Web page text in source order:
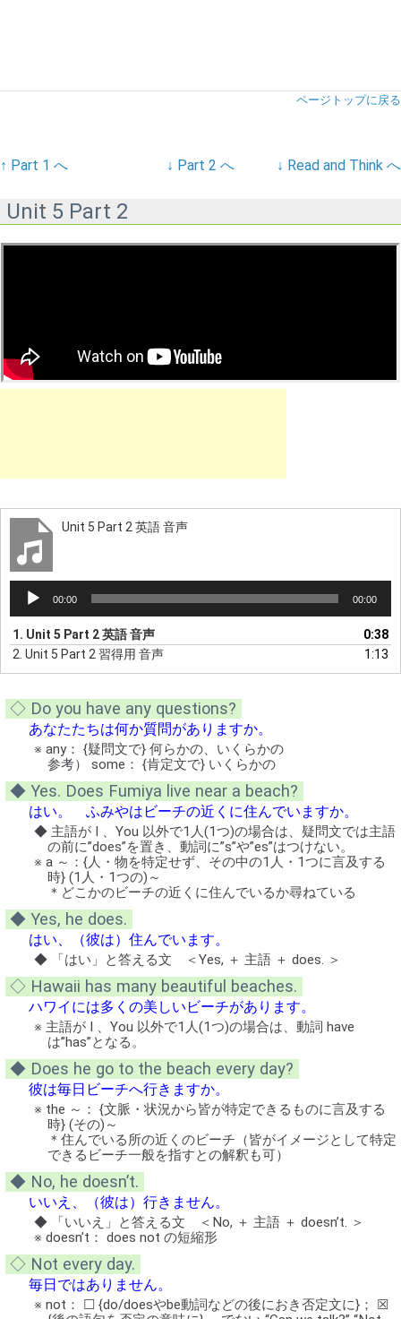
ページトップに戻る
↑ Part 1 へ ↓ Part 2 へ ↓ Read and Think へ
Unit 5 Part 2
Unit 5 Part 2 英語 音声
プ
レ
ー
00:00 00:00
1. Unit 5 Part 2 英語 音声
0:38
2. Unit 5 Part 2 習得用 音声 1:13
◇ Do you have any questions?
あなたたちは何か質問がありますか。
※ any： {疑問文で} 何らかの、いくらかの
参考） some： {肯定文で} いくらかの
◆ Yes. Does Fumiya live near a beach?
はい。 ふみやはビーチの近くに住んでいますか。
◆ 主語が I 、You 以外で1人(1つ)の場合は、疑問文では主語
の前に”does”を置き、動詞に”s”や”es”はつけない。
※ a ～：{人・物を特定せず、その中の1人・1つに言及する
時} (1人・1つの)～
＊どこかのビーチの近くに住んでいるか尋ねている
◆ Yes, he does.
はい、（彼は）住んでいます。
◆ 「はい」と答える文 ＜Yes, ＋ 主語 ＋ does. ＞
◇ Hawaii has many beautiful beaches.
ハワイには多くの美しいビーチがあります。
※ 主語が I 、You 以外で1人(1つ)の場合は、動詞 have
は”has”となる。
◆ Does he go to the beach every day?
彼は毎日ビーチへ行きますか。
※ the ～： {文脈・状況から皆が特定できるものに言及する
時} (その)～
＊住んでいる所の近くのビーチ（皆がイメージとして特定
できるビーチ一般を指すとの解釈も可）
◆ No, he doesn’t.
いいえ、（彼は）行きません。
◆ 「いいえ」と答える文 ＜No, ＋ 主語 ＋ doesn’t. ＞
※ doesn’t： does not の短縮形
◇ Not every day.
毎日ではありません。
※ not： ☐ {do/doesやbe動詞などの後におき否定文に}； ☒